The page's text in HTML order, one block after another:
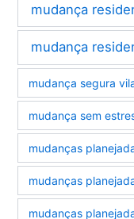
mudança
mudança
mudança segura
mudança sem
mudanças
mudanças
mudanças